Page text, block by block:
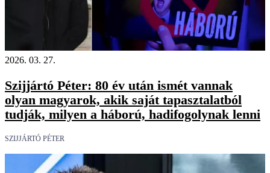
2026. 03. 27.
Szijjártó Péter: 80 év után ismét vannak
olyan magyarok, akik saját tapasztalatból
tudják, milyen a háború, hadifogolynak lenni
SZIJJÁRTÓ PÉTER